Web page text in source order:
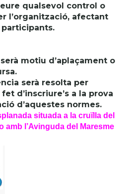
qualsevol control o
l’organització, afectant
motiu d’aplaçament o
serà resolta per
d’inscriure’s a la prova
d’aquestes normes.
situada a la cruïlla del
amb l’Avinguda del Maresme